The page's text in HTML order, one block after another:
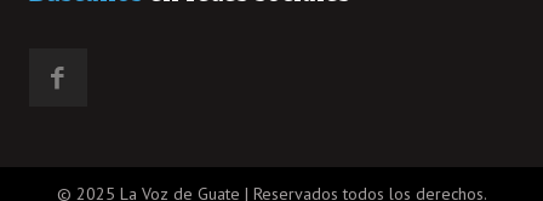
© 2025 La Voz de Guate | Reservados todos los derechos.